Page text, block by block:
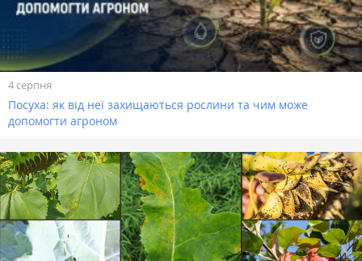
4 серпня
Посуха: як від неї захищаються рослини та чим може
допомогти агроном